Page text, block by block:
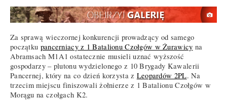
Za sprawą wieczornej konkurencji prowadzący od samego
początku pancerniacy z 1 Batalionu Czołgów w Żurawicy na
Abramsach M1A1 ostatecznie musieli uznać wyższość
gospodarzy – plutonu wydzielonego z 10 Brygady Kawalerii
Pancernej, który na co dzień korzysta z Leopardów 2PL. Na
trzecim miejscu finiszowali żołnierze z 1 Batalionu Czołgów w
Morągu na czołgach K2.